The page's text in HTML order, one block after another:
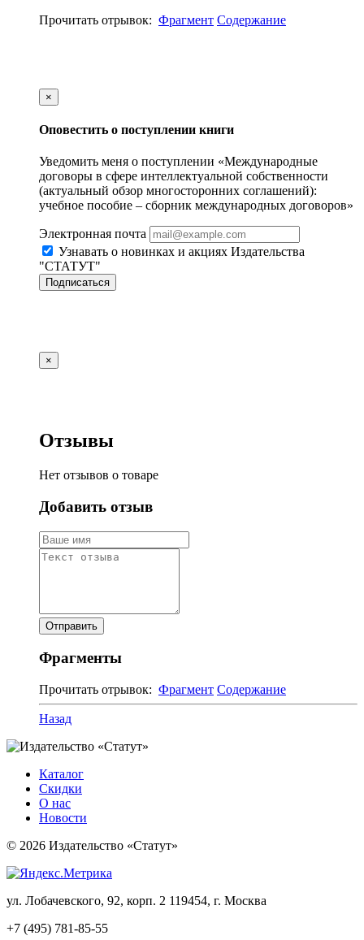
Прочитать отрывок: Фрагмент Содержание
×
Оповестить о поступлении книги
Уведомить меня о поступлении «Международные
договоры в сфере интеллектуальной собственности
(актуальный обзор многосторонних соглашений):
учебное пособие – сборник международных договоров»
Электронная почта
Узнавать о новинках и акциях Издательства
"СТАТУТ"
Подписаться
×
Отзывы
Нет отзывов о товаре
Добавить отзыв
Фрагменты
Прочитать отрывок: Фрагмент Содержание
Назад
Каталог
Скидки
О нас
Новости
© 2026 Издательство «Статут»
ул. Лобачевского, 92, корп. 2 119454, г. Москва
+7 (495) 781-85-55